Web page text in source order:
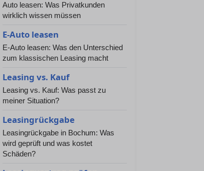
Auto leasen: Was Privatkunden
wirklich wissen müssen
E-Auto leasen
E-Auto leasen: Was den Unterschied
zum klassischen Leasing macht
Leasing vs. Kauf
Leasing vs. Kauf: Was passt zu
meiner Situation?
Leasingrückgabe
Leasingrückgabe in Bochum: Was
wird geprüft und was kostet
Schäden?